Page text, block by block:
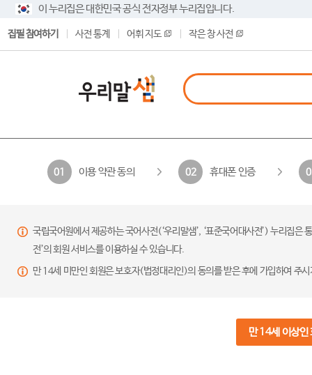
이 누리집은 대한민국 공식 전자정부 누리집입니다.
집필 참여하기 사전 통계 어휘 지도 작은 창 사전
01 이용 약관 동의 02 휴대폰 인증
국립국어원에서 제공하는 국어사전(‘우리말샘’, ‘표준국어대사전’) 누리집
전’의 회원 서비스를 이용하실 수 있습니다.
만 14세 미만인 회원은 보호자(법정대리인)의 동의를 받은 후에 가입하여 주
만 14세 이상인